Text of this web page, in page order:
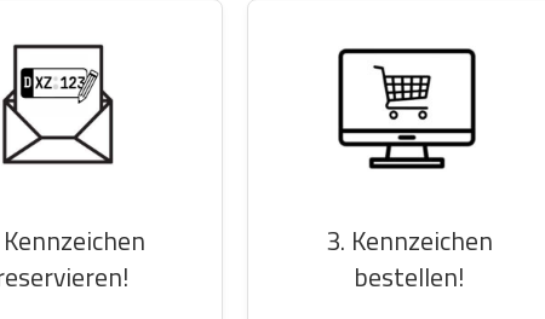
3. Kennzeichen
bestellen!